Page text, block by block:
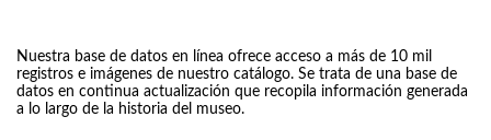
Nuestra base de datos en línea ofrece acceso a más de 10 mil
registros e imágenes de nuestro catálogo. Se trata de una base de
datos en continua actualización que recopila información generada
a lo largo de la historia del museo.